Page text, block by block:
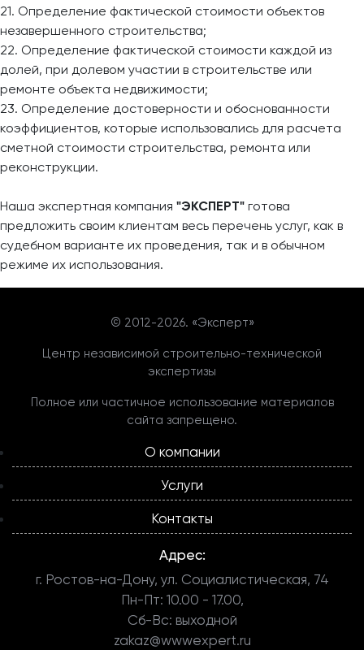
21. Определение фактической стоимости объектов
незавершенного строительства;
22. Определение фактической стоимости каждой из
долей, при долевом участии в строительстве или
ремонте объекта недвижимости;
23. Определение достоверности и обоснованности
коэффициентов, которые использовались для расчета
сметной стоимости строительства, ремонта или
реконструкции.
Наша экспертная компания "ЭКСПЕРТ" готова
предложить своим клиентам весь перечень услуг, как в
судебном варианте их проведения, так и в обычном
режиме их использования.
© 2012-2026. «Эксперт»
Центр независимой строительно-технической
экспертизы
Полное или частичное использование материалов
сайта запрещено.
О компании
Услуги
Контакты
Адрес:
г. Ростов-на-Дону, ул. Социалистическая, 74
Пн-Пт: 10.00 - 17.00,
Сб-Вс: выходной
zakaz@wwwexpert.ru